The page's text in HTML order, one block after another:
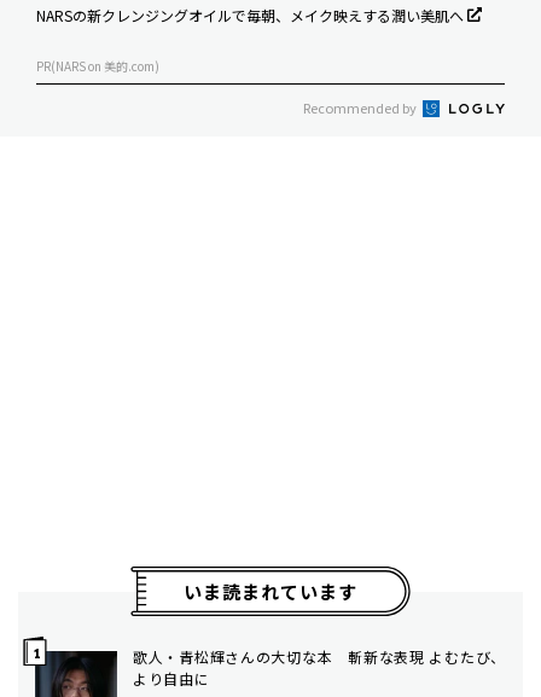
NARSの新クレンジングオイルで毎朝、メイク映えする潤い美肌へ
PR(NARS on 美的.com)
Recommended by
いま読まれています
歌人・青松輝さんの大切な本 斬新な表現 よむたび、
より自由に